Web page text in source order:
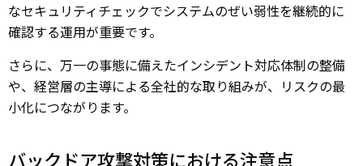
なセキュリティチェックでシステムのぜい弱性を継続的に
確認する運用が重要です。
さらに、万一の事態に備えたインシデント対応体制の整備
、経営層の主導による全社的な取り組みが、リスクの最
小化につながります。
バックドア攻撃対策における注意点